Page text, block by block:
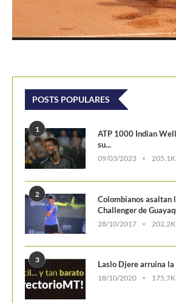
POSTS POPULARES
1
ATP 1000 Indian
su...
09/03/2023
2
Colombianos asaltan
Challenger de
28/10/2017
3 Laslo Djere arruina
18/10/2020